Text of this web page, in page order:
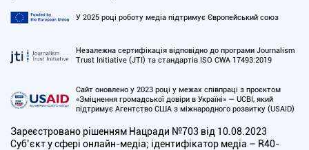
У 2025 році роботу медіа підтримує Європейський союз
Незалежна сертифікація відповідно до програми Journalism
Trust Initiative (JTI) та стандартів ISO CWA 17493:2019
Сайт оновлено у 2023 році у межах співпраці з проєктом
«Зміцнення громадської довіри в Україні» — UCBI, який
підтримує Агентство США з міжнародного розвитку (USAID)
Зареєстровано рішенням Нацради №703 від 10.08.2023
Cуб’єкт у сфері онлайн-медіа; ідентифікатор медіа – R40-